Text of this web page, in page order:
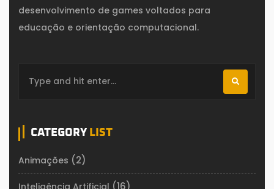
desenvolvimento de games voltados para
educação e orientação computacional.
CATEGORY LIST
Animações (2)
Inteligência Artificial (16)